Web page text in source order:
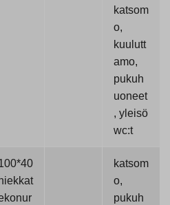
katsom
o,
kuulutt
amo,
pukuh
uoneet
, yleisö
wc:t
hiekkat
katsom
o,
pukuh